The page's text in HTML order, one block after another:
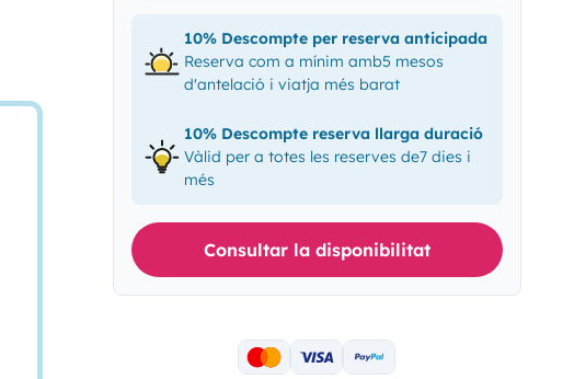
10% Descompte per reserva anticipada
Reserva com a mínim amb5 mesos
d'antelació i viatja més barat
10% Descompte reserva llarga duració
Vàlid per a totes les reserves de7 dies i
més
Consultar la disponibilitat